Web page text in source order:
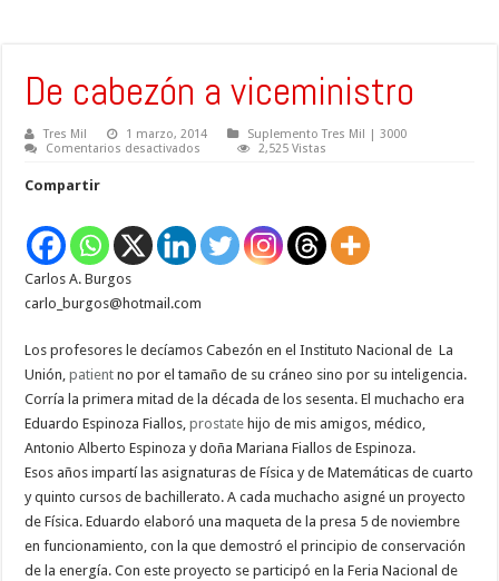
De cabezón a viceministro
Tres Mil 1 marzo, 2014
Suplemento Tres Mil | 3000
Comentarios desactivados
2,525 Vistas
Compartir
Carlos A. Burgos
carlo_burgos@hotmail.com
Los profesores le decíamos Cabezón en el Instituto Nacional de La
Unión,patient no por el tamaño de su cráneo sino por su inteligencia.
Corría la primera mitad de la década de los sesenta. El muchacho era
Eduardo Espinoza Fiallos,prostate hijo de mis amigos, médico,
Antonio Alberto Espinoza y doña Mariana Fiallos de Espinoza.
Esos años impartí las asignaturas de Física y de Matemáticas de cuarto
y quinto cursos de bachillerato. A cada muchacho asigné un proyecto
de Física. Eduardo elaboró una maqueta de la presa 5 de noviembre
en funcionamiento, con la que demostró el principio de conservación
de la energía. Con este proyecto se participó en la Feria Nacional de